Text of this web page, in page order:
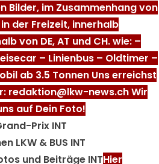
Bilder, im Zusammenhang von
der Freizeit, innerhalb
von DE, AT und CH. wie: –
– Linienbus – Oldtimer –
ab 3.5 Tonnen Uns erreichst
redaktion@lkw-news.ch Wir
auf Dein Foto!
Prix INT
LKW & BUS INT
und Beiträge INTHier